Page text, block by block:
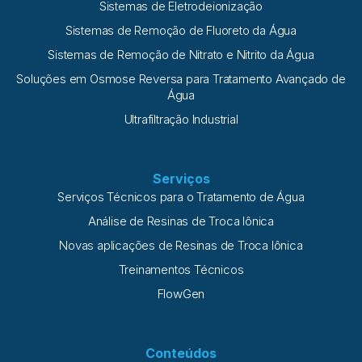
Sistemas de Eletrodeionização
Sistemas de Remoção de Fluoreto da Água
Sistemas de Remoção de Nitrato e Nitrito da Água
Soluções em Osmose Reversa para Tratamento Avançado de
Água
Ultrafiltração Industrial
Serviços
Serviços Técnicos para o Tratamento de Água
Análise de Resinas de Troca Iônica
Novas aplicações de Resinas de Troca Iônica
Treinamentos Técnicos
FlowGen
Conteúdos